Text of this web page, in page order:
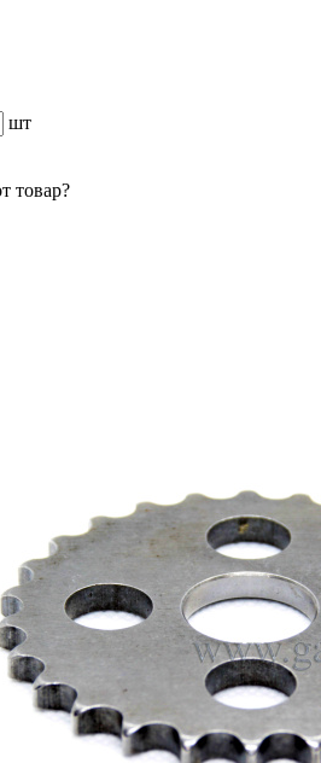
шт
товар?